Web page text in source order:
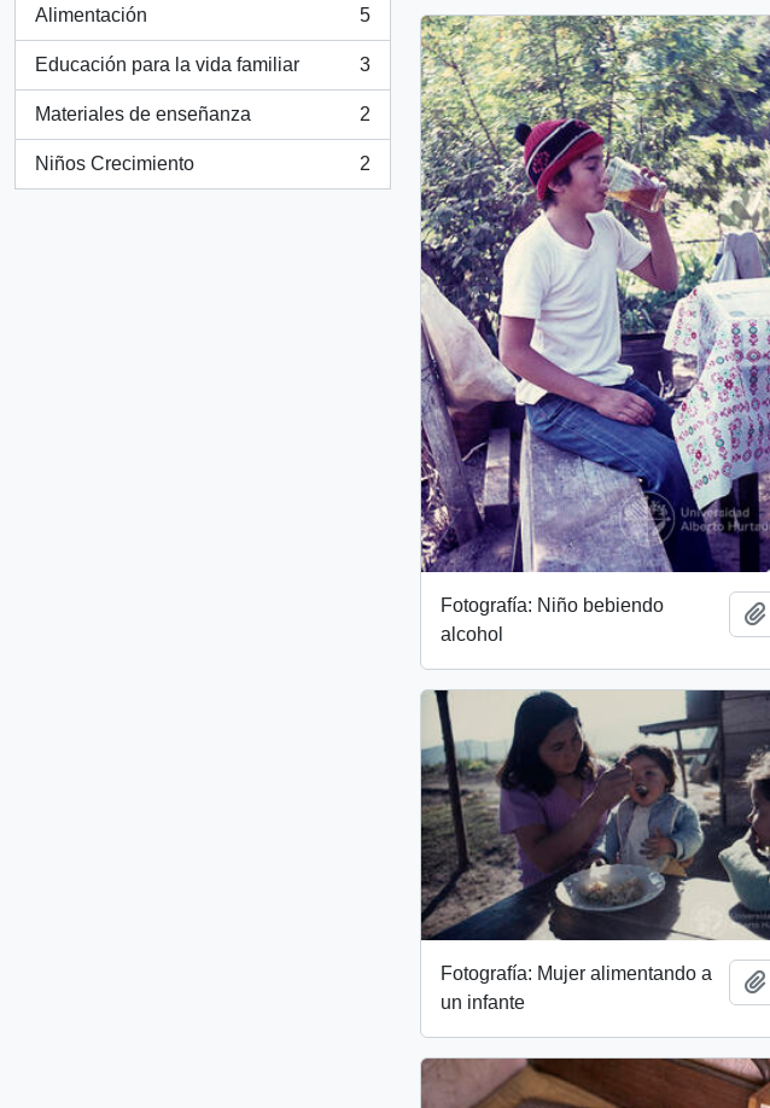
Alimentación
, 5 results
5
Educación para la vida familiar
, 3 results
3
Materiales de enseñanza
, 2 results
2
Niños Crecimiento
, 2 results
2
Fotografía: Niño bebiendo
alcohol
Fotografía: Mujer alimentando a
un infante